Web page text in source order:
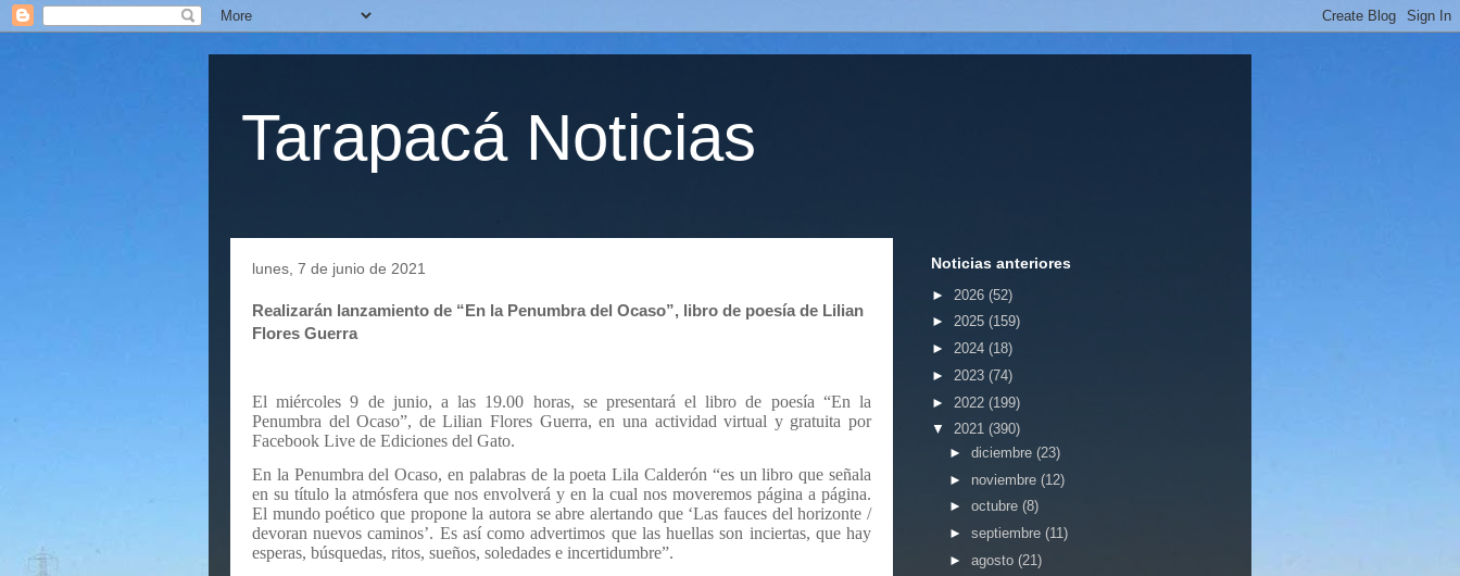
Tarapacá Noticias
lunes, 7 de junio de 2021
Realizarán lanzamiento de “En la Penumbra del Ocaso”, libro de poesía de Lilian
Flores Guerra
El miércoles 9 de junio, a las 19.00 horas, se presentará el libro de poesía “En la
Penumbra del Ocaso”, de Lilian Flores Guerra, en una actividad virtual y gratuita por
Facebook Live de Ediciones del Gato.
En la Penumbra del Ocaso, en palabras de la poeta Lila Calderón “es un libro que señala
en su título la atmósfera que nos envolverá y en la cual nos moveremos página a página.
El mundo poético que propone la autora se abre alertando que ‘Las fauces del horizonte /
devoran nuevos caminos’. Es así como advertimos que las huellas son inciertas, que hay
esperas, búsquedas, ritos, sueños, soledades e incertidumbre”.
Noticias anteriores
► 2026 (52)
► 2025 (159)
► 2024 (18)
► 2023 (74)
► 2022 (199)
▼ 2021 (390)
► diciembre (23)
► noviembre (12)
► octubre (8)
► septiembre (11)
► agosto (21)